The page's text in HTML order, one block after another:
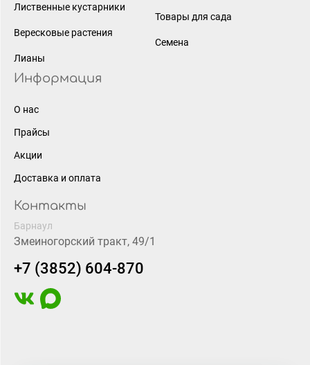
Лиственные кустарники
Вересковые растения
Лианы
Товары для сада
Семена
Информация
О нас
Прайсы
Акции
Доставка и оплата
Контакты
Барнаул
Змеиногорский тракт, 49/1
+7 (3852) 604-870